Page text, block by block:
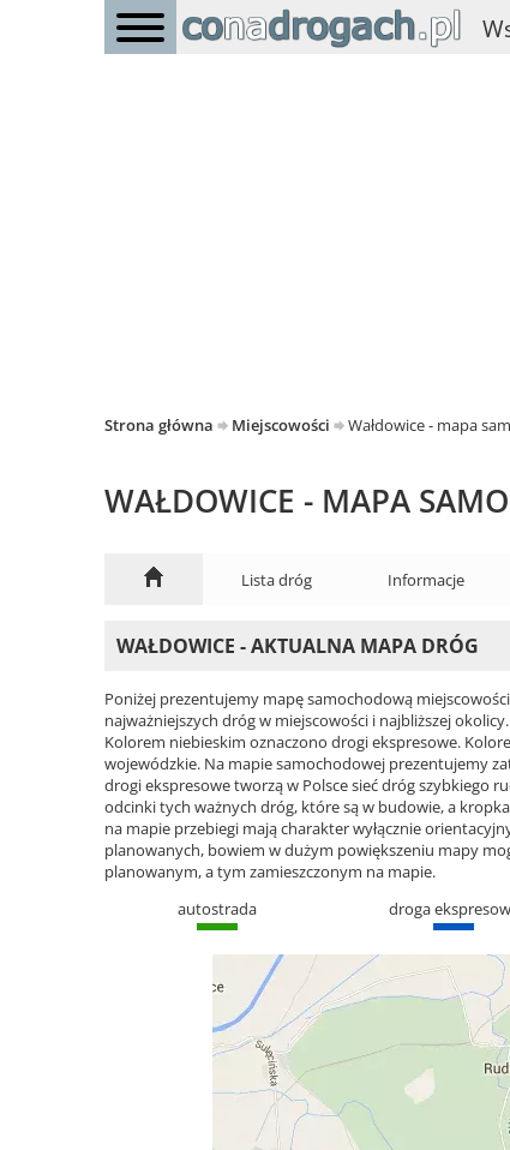
Strona główna Miejscowości Wałdowice - mapa
WAŁDOWICE - MAPA
Lista dróg Informacje
WAŁDOWICE - AKTUALNA MAPA DRÓG
Poniżej prezentujemy mapę samochodową
najważniejszych dróg w miejscowości i najbliższej
Kolorem niebieskim oznaczono drogi ekspresowe.
wojewódzkie. Na mapie samochodowej prezentujemy
drogi ekspresowe tworzą w Polsce sieć dróg szybkiego
odcinki tych ważnych dróg, które są w budowie, a
na mapie przebiegi mają charakter wyłącznie
planowanych, bowiem w dużym powiększeniu mapy
planowanym, a tym zamieszczonym na mapie.
autostrada
droga